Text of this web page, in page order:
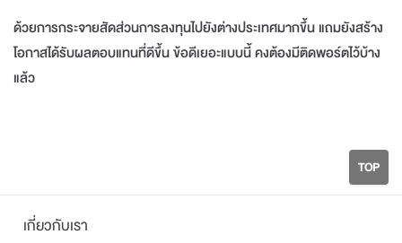
ด้วยการกระจายสัดส่วนการลงทุนไปยังต่างประเทศมากขึ้น แถมยังสร้าง
โอกาสได้รับผลตอบแทนที่ดีขึ้น ข้อดีเยอะแบบนี้ คงต้องมีติดพอร์ตไว้บ้าง
แล้ว
TOP
เกี่ยวกับเรา